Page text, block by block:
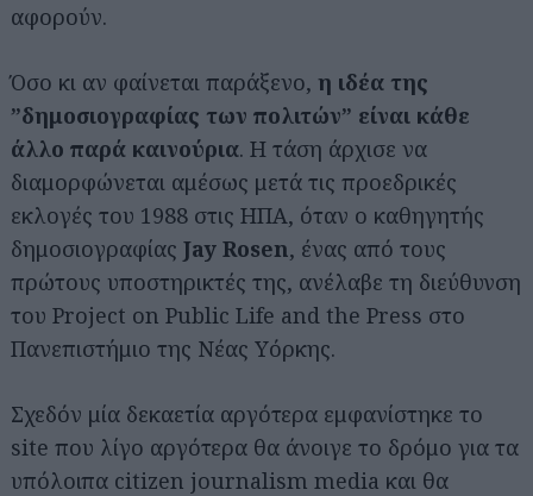
αφορούν.
Όσο κι αν φαίνεται παράξενο, η ιδέα της
”δημοσιογραφίας των πολιτών” είναι κάθε
άλλο παρά καινούρια. Η τάση άρχισε να
διαμορφώνεται αμέσως μετά τις προεδρικές
εκλογές του 1988 στις ΗΠΑ, όταν ο καθηγητής
δημοσιογραφίας Jay Rosen, ένας από τους
πρώτους υποστηρικτές της, ανέλαβε τη διεύθυνση
του Project on Public Life and the Press στο
Πανεπιστήμιο της Νέας Υόρκης.
Σχεδόν μία δεκαετία αργότερα εμφανίστηκε το
site που λίγο αργότερα θα άνοιγε το δρόμο για τα
υπόλοιπα citizen journalism media και θα